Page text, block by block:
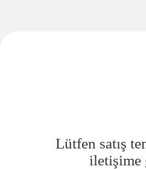
Lütfen satış
iletişime